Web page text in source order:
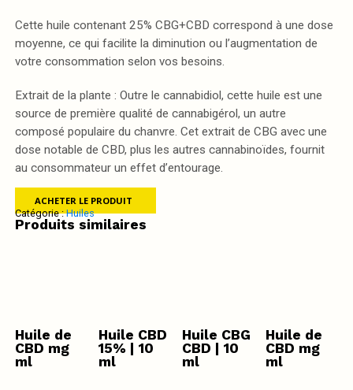
Cette huile contenant 25% CBG+CBD correspond à une dose
moyenne, ce qui facilite la diminution ou l’augmentation de
votre consommation selon vos besoins.
Extrait de la plante : Outre le cannabidiol, cette huile est une
source de première qualité de cannabigérol, un autre
composé populaire du chanvre. Cet extrait de CBG avec une
dose notable de CBD, plus les autres cannabinoïdes, fournit
au consommateur un effet d’entourage.
ACHETER LE PRODUIT
Catégorie :Huiles
Produits similaires
Huile de
CBD mg
ml
Huile CBD
15% | 10
ml
Huile CBG
CBD | 10
ml
Huile de
CBD mg
ml